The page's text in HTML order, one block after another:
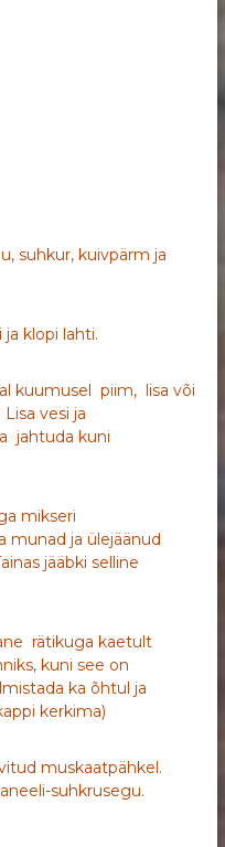
suhkur, kuivpärm ja
klopi lahti.
kuumusel piim, lisa või
vesi ja
jahtuda kuni
mikseri
munad ja ülejäänud
jääbki selline
rätikuga kaetult
kuni see on
ka õhtul ja
kerkima)
muskaatpähkel.
suhkrusegu.